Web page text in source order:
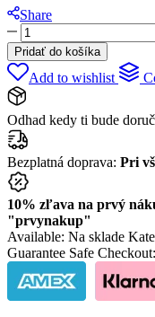
Share
Pridať do košíka
Add to wishlist
Odhad kedy ti bude
Bezplatná doprava: Pri
10% zľava na prvý
"prvynakup"
Available: Na sklade
Guarantee Safe Checkout: